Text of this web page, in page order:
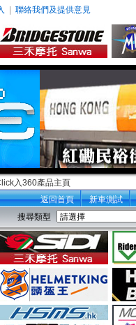
聯絡我們及提供意見
入360產品主頁
返回首頁
新車測試
搜尋類型